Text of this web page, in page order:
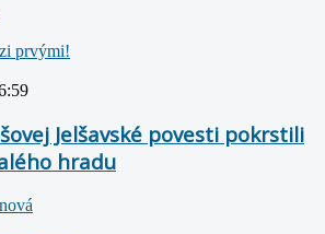
prvými!
Jelšavské povesti pokrstili
hradu